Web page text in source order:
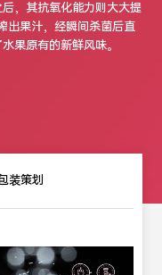
，其抗氧化能力则大大提
出果汁，经瞬间杀菌后直
果原有的新鲜风味。
装策划